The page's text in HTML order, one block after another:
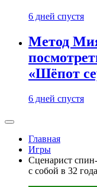
6 дней спустя
Метод
«Шёпот
6 дней спустя
Главная
Игры
Сценарист
с собой в 32 года